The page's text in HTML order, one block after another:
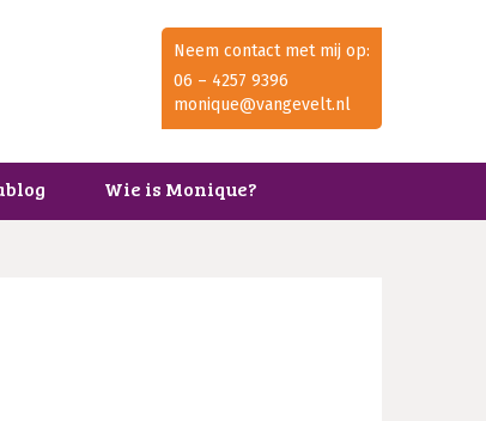
Neem contact met mij op:
06 – 4257 9396
monique@vangevelt.nl
Wie is Monique?